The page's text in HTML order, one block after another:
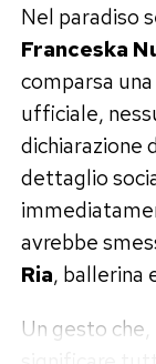
Nel paradiso
Franceska
comparsa
ufficiale,
dichiarazione
dettaglio
avrebbe
Ria, ballerina
Un gesto